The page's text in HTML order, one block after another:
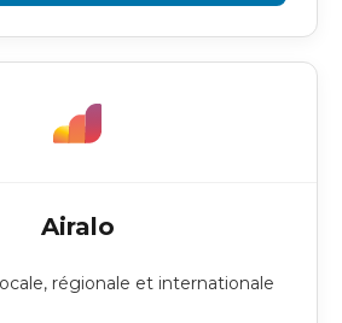
Airalo
régionale et internationale